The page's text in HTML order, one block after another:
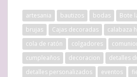
artesania bautizos bodas Bote
brujas
Cajas decoradas
calabaza
cola de ratón
colgadores
cumpleaños
decoracion
detalles
detalles personalizados
eventos